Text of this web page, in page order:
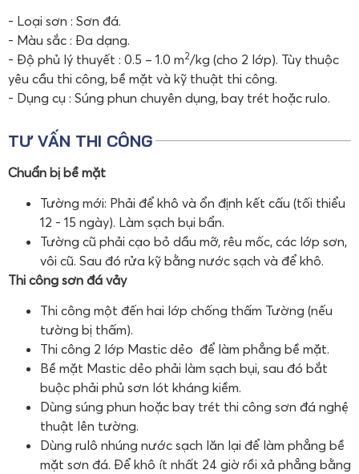
- Loại sơn : Sơn đá.
- Màu sắc : Đa dạng.
- Độ phủ lý thuyết : 0.5 – 1.0 m2/kg (cho 2 lớp). Tùy thuộc
yêu cầu thi công, bề mặt và kỹ thuật thi công.
- Dụng cụ : Súng phun chuyên dụng, bay trét hoặc rulo.
TƯ VẤN THI CÔNG
Chuẩn bị bề mặt
Tường mới: Phải để khô và ổn định kết cấu (tối thiểu
12 - 15 ngày). Làm sạch bụi bẩn.
Tường cũ phải cạo bỏ dầu mỡ, rêu mốc, các lớp sơn,
vôi cũ. Sau đó rửa kỹ bằng nước sạch và để khô.
Thi công sơn đá vảy
Thi công một đến hai lớp chống thấm Tường (nếu
tường bị thấm).
Thi công 2 lớp Mastic dẻo để làm phẳng bề mặt.
Bề mặt Mastic dẻo phải làm sạch bụi, sau đó bắt
buộc phải phủ sơn lót kháng kiềm.
Dùng súng phun hoặc bay trét thi công sơn đá nghệ
thuật lên tường.
Dùng rulô nhúng nước sạch lăn lại để làm phẳng bề
mặt sơn đá. Để khô ít nhất 24 giờ rồi xả phẳng bằng